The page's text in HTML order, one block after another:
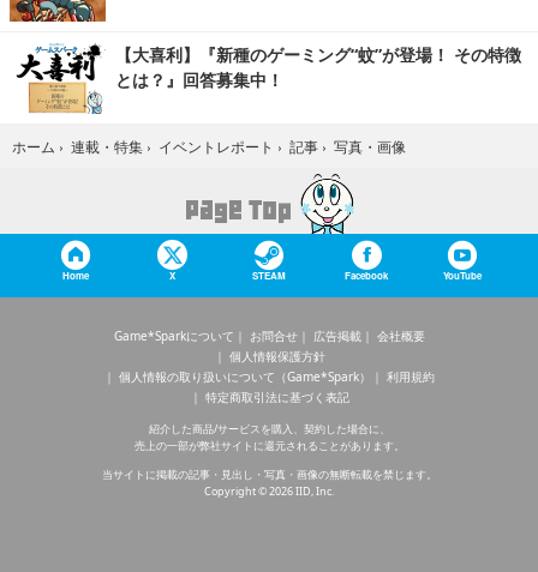
【大喜利】『新種のゲーミング“蚊”が登場！ その特徴
とは？』回答募集中！
ホーム › 連載・特集 › イベントレポート › 記事 › 写真・画像
Home X STEAM Facebook YouTube
Game*Sparkについて お問合せ 広告掲載
会社概要
個人情報保護方針
個人情報の取り扱いについて（Game*Spark）
利用規約
特定商取引法に基づく表記
紹介した商品/サービスを購入、契約した場合に、
売上の一部が弊社サイトに還元されることがあります。
当サイトに掲載の記事・見出し・写真・画像の無断転載を禁じます。
Copyright © 2026 IID, Inc.